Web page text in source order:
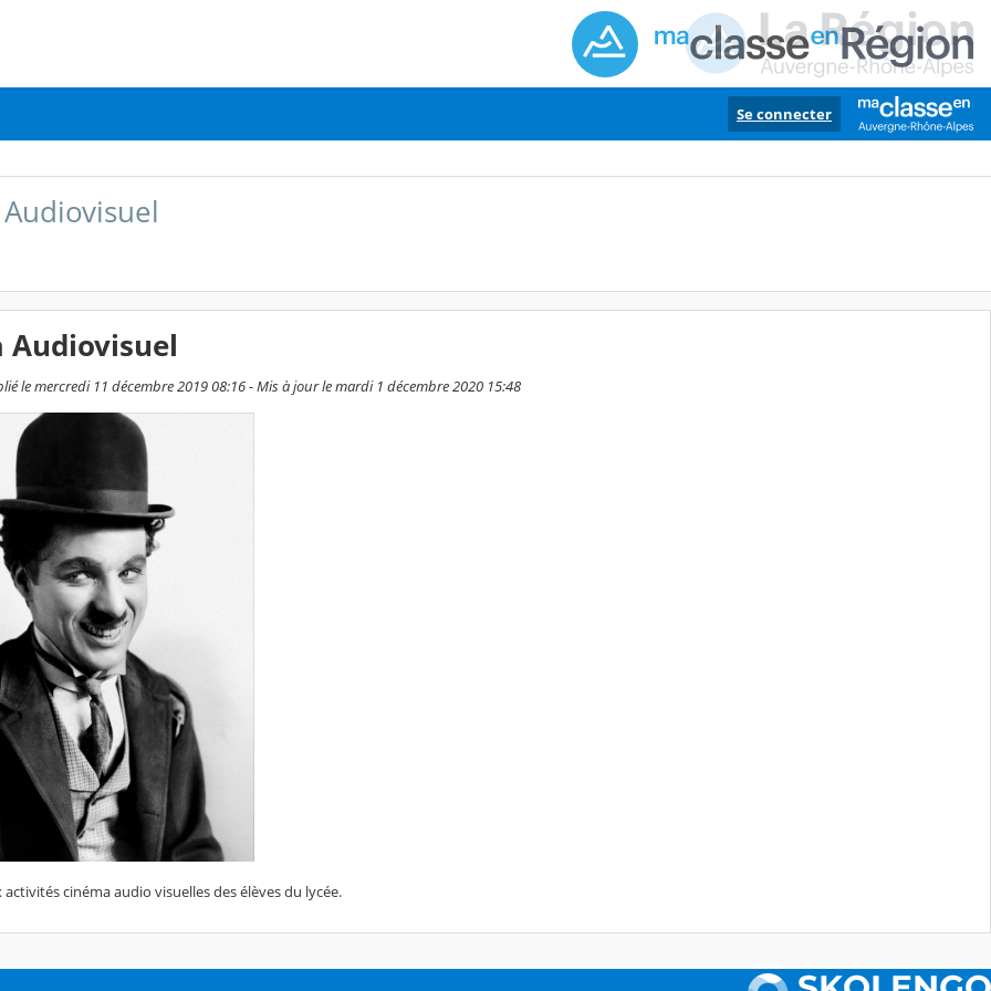
Se connecter
Audiovisuel
le mercredi 11 décembre 2019 08:16 - Mis à jour le mardi 1 décembre 2020 15:48
activités cinéma audio visuelles des élèves du lycée.